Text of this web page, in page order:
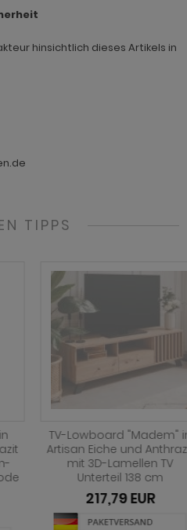
hinsichtlich dieses Artikels in
TIPPS
TV-Lowboard "Madem" in
Artisan Eiche und Anthrazit
mit 3D-Lamellen TV
Unterteil 138 cm
217,79 EUR